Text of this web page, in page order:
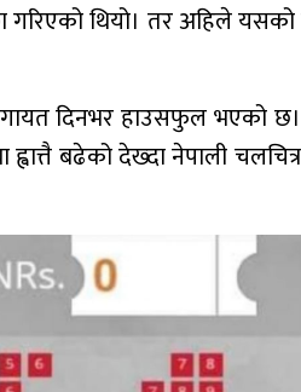
थियो। तर अहिले
दिनभर हाउसफुल भएको
बढेको देख्दा नेपाली चलचित्र